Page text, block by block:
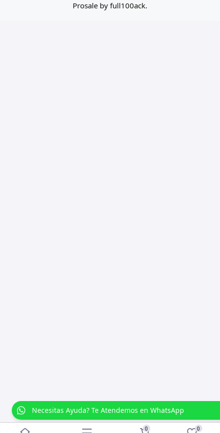
0 0
Necesitas Ayuda? Te Atendemos en WhatsApp
Prosale by full100ack.